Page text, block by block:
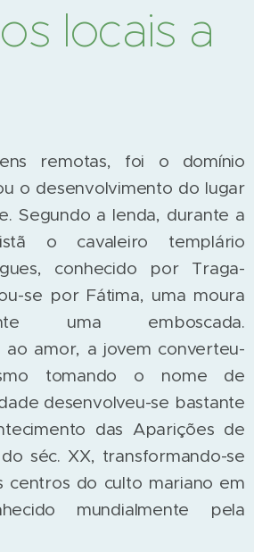
locais a
remotas, foi o domínio
o desenvolvimento do lugar
Segundo a lenda, durante a
o cavaleiro templário
conhecido por Traga-
se por Fátima, uma moura
uma emboscada.
ao amor, a jovem converteu-
tomando o nome de
desenvolveu-se bastante
das Aparições de
séc. XX, transformando-se
centros do culto mariano em
mundialmente pela